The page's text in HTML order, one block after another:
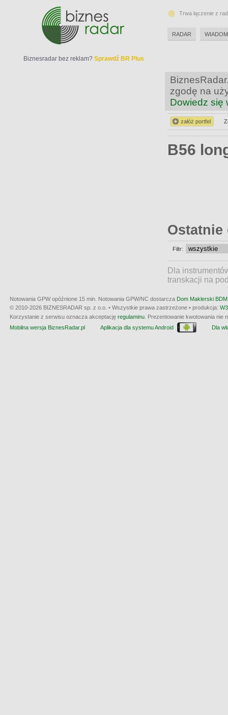
zgodę na
Dowiedz się
załóż portfel
B56
Ostatnie
Filtr:
Dla
transkacji na
Biznesradar bez reklam? Sprawdź BR Plus
Trwa łączenie z
RADAR
Notowania GPW opóźnione 15 min. Notowania GPW/NC dostarcza Dom Maklerski
© 2010-2026 BIZNESRADAR sp. z o.o. • Wszystkie prawa zastrzeżone • produkcja:
Korzystanie z serwisu oznacza akceptację regulaminu . Prezentowanie kwotowania
Mobilna wersja BiznesRadar.pl
Aplikacja dla systemu Android Dla